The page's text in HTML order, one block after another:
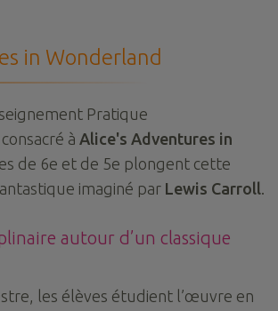
in Wonderland
Pratique
à Alice's Adventures in
de 6e et de 5e plongent cette
imaginé par Lewis Carroll.
autour d’un classique
les élèves étudient l’œuvre en